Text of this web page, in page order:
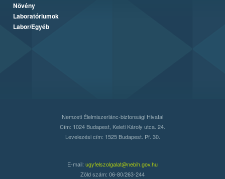
Növény
Laboratóriumok
Labor/Egyéb
Nemzeti Élelmiszerlánc-biztonsági Hivatal
Cím: 1024 Budapest, Keleti Károly utca. 24.
Levelezési cím: 1525 Budapest. Pf. 30.
E-mail: ugyfelszolgalat@nebih.gov.hu
Zöld szám: 06-80/263-244